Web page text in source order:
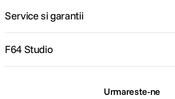
Service si garantii
F64 Studio
Urmareste-ne